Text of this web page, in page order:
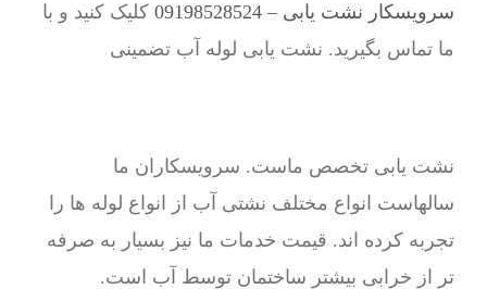
سرویسکار نشت یابی – 09198528524
کلیک کنید و با
ما تماس بگیرید. نشت یابی لوله آب تضمینی
نشت یابی تخصص ماست. سرویسکاران ما
سالهاست انواع مختلف نشتی آب از انواع لوله ها را
تجربه کرده اند. قیمت خدمات ما نیز بسیار به صرفه
تر از خرابی بیشتر ساختمان توسط آب است.